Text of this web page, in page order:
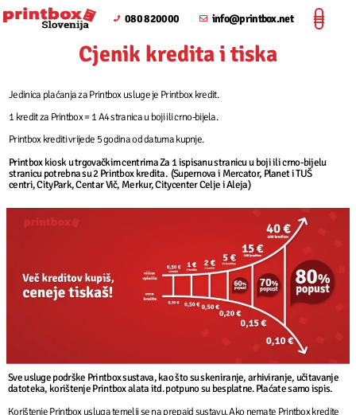
080 820000 info@printbox.net
Cjenik kredita i tiska
Jedinica plaćanja za Printbox usluge je Printbox kredit.
1 kredit za Printbox = 1 A4 stranica u boji ili crno-bijela.
Printbox krediti vrijede 5 godina od datuma kupnje.
Printbox kiosk u trgovačkim centrimaZa 1 ispisanu stranicu u boji ili crno-bijelu
stranicu potrebna su 2 Printbox kredita.(Supernova i Mercator, Planet i TUŠ
centri, CityPark, Centar Vič, Merkur, Citycenter Celje i Aleja)
Sve usluge podrške Printbox sustava, kao što su skeniranje, arhiviranje, učitavanje
datoteka, korištenje Printbox alata itd. potpuno su besplatne. Plaćate samo ispis.
Korištenje Printbox usluga temelji se na prepaid sustavu. Ako nemate Printbox kredite